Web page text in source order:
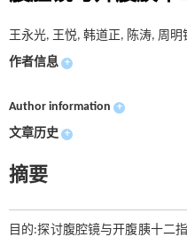
王永光, 王悦, 韩道正, 陈涛, 周明
作者信息 +
Author information +
文章历史 +
摘要
目的:探讨腹腔镜与开腹胰十二